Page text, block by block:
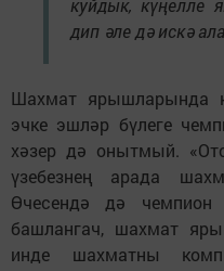
куйдык, күңелле
дип әле дә искә
Шахмат ярышларында
эчке эшләр бүлеге
хәзер дә онытмый.
үзебезнең арада
Өчесендә дә чемпион
башлангач, шахмат
инде шахматны